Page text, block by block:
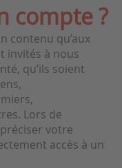
compte ?
contenu qu’aux
invités à nous
qu’ils soient
Lors de
votre
accès à un